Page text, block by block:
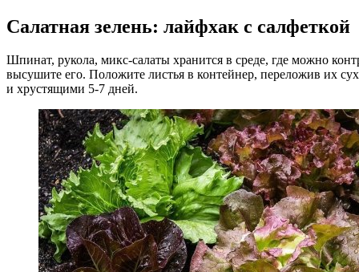
Салатная зелень: лайфхак с салфеткой
Шпинат, рукола, микс-салаты хранится в среде, где можно
высушите его. Положите листья в контейнер, переложив их
и хрустящими 5-7 дней.